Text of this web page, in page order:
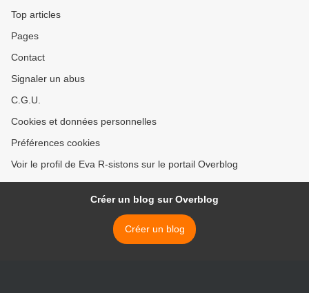
Top articles
Pages
Contact
Signaler un abus
C.G.U.
Cookies et données personnelles
Préférences cookies
Voir le profil de Eva R-sistons sur le portail Overblog
Créer un blog sur Overblog
Créer un blog